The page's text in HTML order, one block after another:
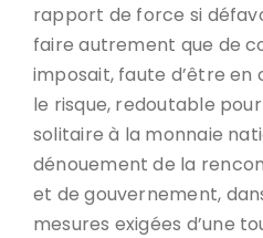
rapport de force si
faire autrement que de
imposait, faute d’être
le risque, redoutable
solitaire à la monnaie
dénouement de la
et de gouvernement,
mesures exigées d’une